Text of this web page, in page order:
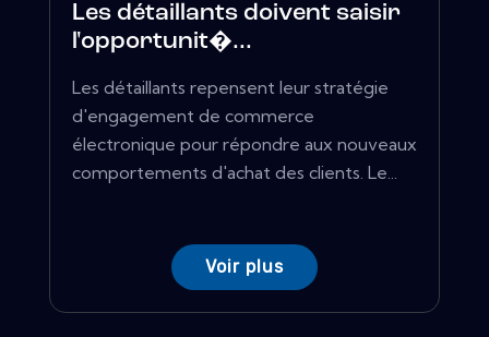
Les détaillants doivent saisir
l'opportunit�...
Les détaillants repensent leur stratégie
d'engagement de commerce
électronique pour répondre aux nouveaux
comportements d'achat des clients. Le...
Voir plus